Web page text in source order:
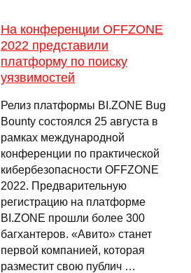
На конференции OFFZONE
2022 представили
платформу по поиску
уязвимостей
Релиз платформы BI.ZONE Bug
Bounty состоялся 25 августа в
рамках международной
конференции по практической
кибербезопасности OFFZONE
2022. Предварительную
регистрацию на платформе
BI.ZONE прошли более 300
багхантеров. «Авито» станет
первой компанией, которая
разместит свою публич …